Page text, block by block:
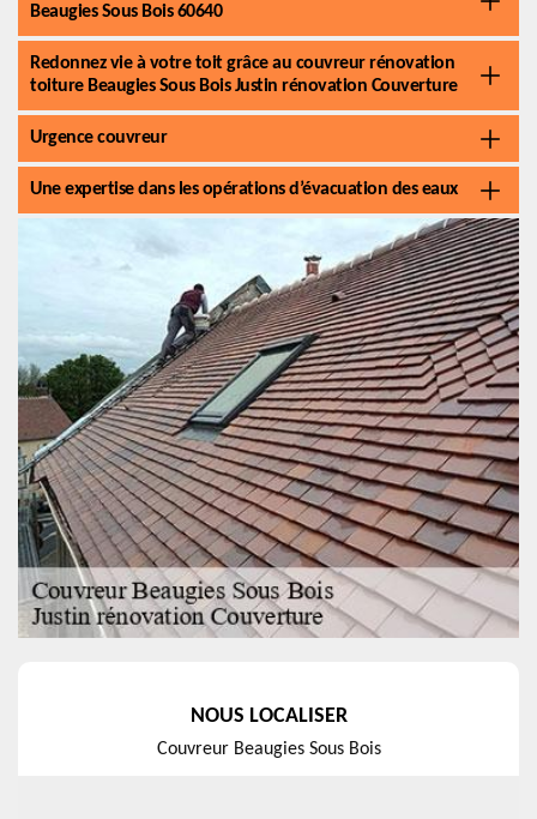
Beaugies Sous Bois 60640
Redonnez vie à votre toit grâce au couvreur rénovation
toiture Beaugies Sous Bois Justin rénovation Couverture
Urgence couvreur
Une expertise dans les opérations d’évacuation des eaux
NOUS LOCALISER
Couvreur Beaugies Sous Bois